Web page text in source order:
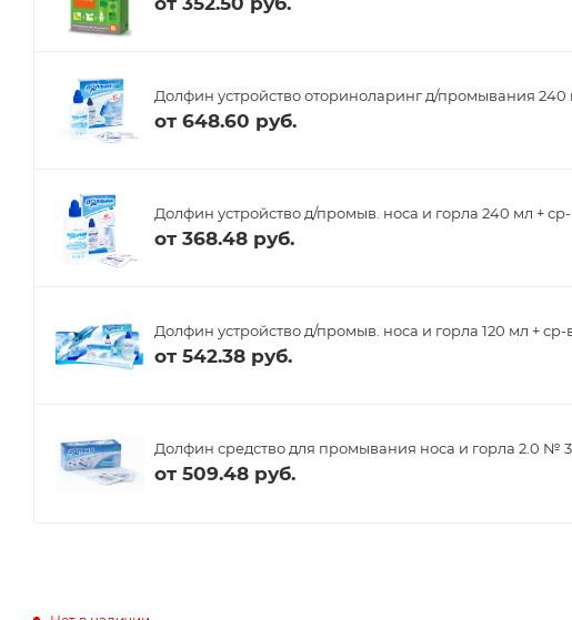
Долфин устройство оториноларинг д/промывания
от 648.60 руб.
Долфин устройство д/промыв. носа и горла 240 мл +
от 368.48 руб.
Долфин устройство д/промыв. носа и горла 120 мл +
от 542.38 руб.
Долфин средство для промывания носа и горла 2.0 №
от 509.48 руб.